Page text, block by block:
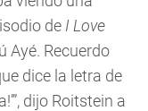
de I Love
Ayé. Recuerdo
dice la letra de
dijo Roitstein a